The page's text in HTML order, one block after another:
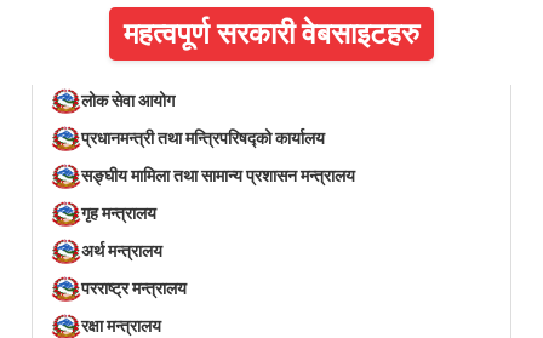
महत्वपूर्ण सरकारी वेबसाइटहरु
लोक सेवा आयोग
प्रधानमन्त्री तथा मन्त्रिपरिषद्को कार्यालय
सङ्घीय मामिला तथा सामान्य प्रशासन मन्त्रालय
गृह मन्त्रालय
अर्थ मन्त्रालय
परराष्ट्र मन्त्रालय
रक्षा मन्त्रालय